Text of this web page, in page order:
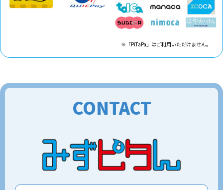
※「PiTaPa」はご利用いただけません。
CONTACT